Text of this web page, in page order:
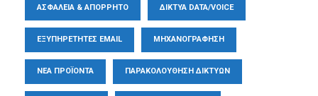
ΑΣΦΆΛΕΙΑ & ΑΠΌΡΡΗΤΟ ΔΊΚΤΥΑ DATA/VOICE
ΕΞΥΠΗΡΕΤΗΤΈΣ EMAIL ΜΗΧΑΝΟΓΡΆΦΗΣΗ
ΝΈΑ ΠΡΟΪΌΝΤΑ ΠΑΡΑΚΟΛΟΎΘΗΣΗ ΔΙΚΤΎΩΝ